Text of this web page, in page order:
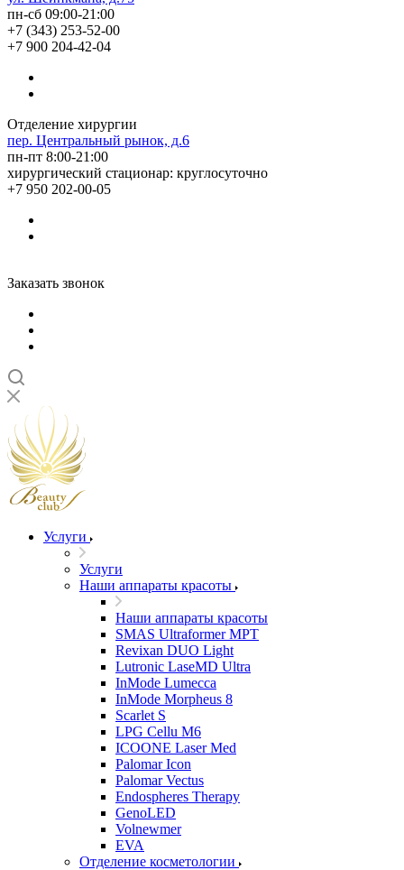
пн-сб 09:00-21:00
+7 (343) 253-52-00
+7 900 204-42-04
Отделение хирургии
пер. Центральный рынок, д.6
пн-пт 8:00-21:00
хирургический стационар: круглосуточно
+7 950 202-00-05
Заказать звонок
Услуги
Услуги
Наши аппараты красоты
Наши аппараты красоты
SMAS Ultraformer MPT
Revixan DUO Light
Lutronic LaseMD Ultra
InMode Lumecca
InMode Morpheus 8
Scarlet S
LPG Cellu M6
ICOONE Laser Med
Palomar Icon
Palomar Vectus
Endospheres Therapy
GenoLED
Volnewmer
EVA
Отделение косметологии